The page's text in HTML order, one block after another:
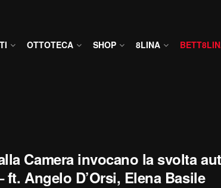
OTTOTECA SHOP 8LINA
Camera invocano la svolta
Angelo D’Orsi, Elena Basile